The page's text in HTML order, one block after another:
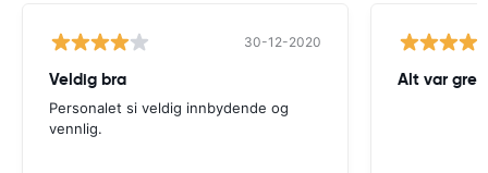
30-12-2020
Veldig bra
Personalet si veldig innbydende og
vennlig.
Alt var greit